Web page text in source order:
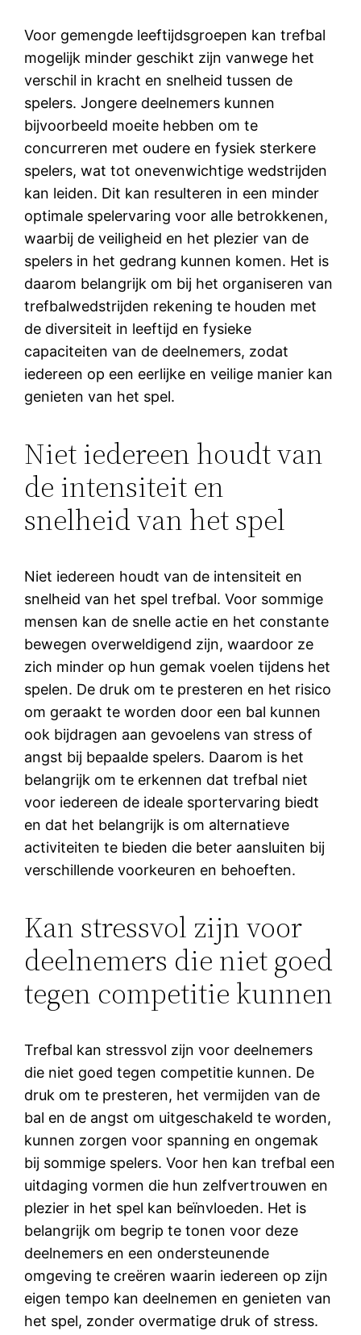
Voor gemengde leeftijdsgroepen kan trefbal
mogelijk minder geschikt zijn vanwege het
verschil in kracht en snelheid tussen de
spelers. Jongere deelnemers kunnen
bijvoorbeeld moeite hebben om te
concurreren met oudere en fysiek sterkere
spelers, wat tot onevenwichtige wedstrijden
kan leiden. Dit kan resulteren in een minder
optimale spelervaring voor alle betrokkenen,
waarbij de veiligheid en het plezier van de
spelers in het gedrang kunnen komen. Het is
daarom belangrijk om bij het organiseren van
trefbalwedstrijden rekening te houden met
de diversiteit in leeftijd en fysieke
capaciteiten van de deelnemers, zodat
iedereen op een eerlijke en veilige manier kan
genieten van het spel.
Niet iedereen houdt van
de intensiteit en
snelheid van het spel
Niet iedereen houdt van de intensiteit en
snelheid van het spel trefbal. Voor sommige
mensen kan de snelle actie en het constante
bewegen overweldigend zijn, waardoor ze
zich minder op hun gemak voelen tijdens het
spelen. De druk om te presteren en het risico
om geraakt te worden door een bal kunnen
ook bijdragen aan gevoelens van stress of
angst bij bepaalde spelers. Daarom is het
belangrijk om te erkennen dat trefbal niet
voor iedereen de ideale sportervaring biedt
en dat het belangrijk is om alternatieve
activiteiten te bieden die beter aansluiten bij
verschillende voorkeuren en behoeften.
Kan stressvol zijn voor
deelnemers die niet goed
tegen competitie kunnen
Trefbal kan stressvol zijn voor deelnemers
die niet goed tegen competitie kunnen. De
druk om te presteren, het vermijden van de
bal en de angst om uitgeschakeld te worden,
kunnen zorgen voor spanning en ongemak
bij sommige spelers. Voor hen kan trefbal een
uitdaging vormen die hun zelfvertrouwen en
plezier in het spel kan beïnvloeden. Het is
belangrijk om begrip te tonen voor deze
deelnemers en een ondersteunende
omgeving te creëren waarin iedereen op zijn
eigen tempo kan deelnemen en genieten van
het spel, zonder overmatige druk of stress.